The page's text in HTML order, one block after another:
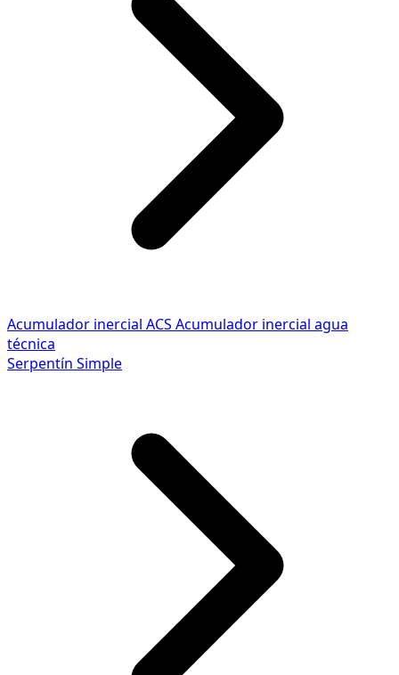
Acumulador inercial ACS Acumulador inercial agua
técnica
Serpentín Simple